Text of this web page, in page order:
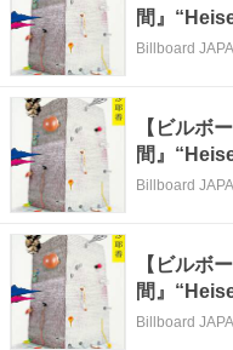
間』
下巻がト
Billboard
【ビルボ
間』
む』が初
Billboard
【ビルボ
間』
『
Billboard